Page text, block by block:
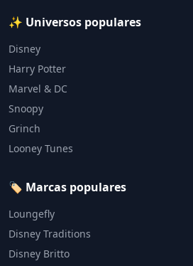
✨ Universos populares
Disney
Harry Potter
Marvel & DC
Snoopy
Grinch
Looney Tunes
🏷️ Marcas populares
Loungefly
Disney Traditions
Disney Britto